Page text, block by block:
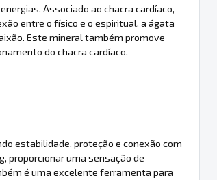
Associado ao chacra cardíaco,
entre o físico e o espiritual, a ágata
Este mineral também promove
do chacra cardíaco.
estabilidade, proteção e conexão com
proporcionar uma sensação de
é uma excelente ferramenta para